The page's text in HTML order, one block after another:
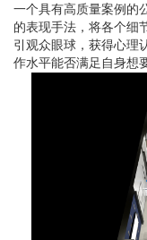
一个具有高质量案例的
的表现手法，将各个细
引观众眼球，获得心理
作水平能否满足自身想